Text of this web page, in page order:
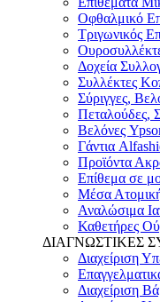
Οφθαλμικό
Τριγωνικός
Δοχεία
Συλλέκτες
Σύριγγες,
Πεταλούδες,
Βελόνες
Γάντια
Προϊόντα
Επίθεμα σε
Μέσα
Αναλώσιμα
Καθετήρες
ΔΙΑΓΝΩΣΤΙΚΕΣ
Διαχείριση
Διαχείριση